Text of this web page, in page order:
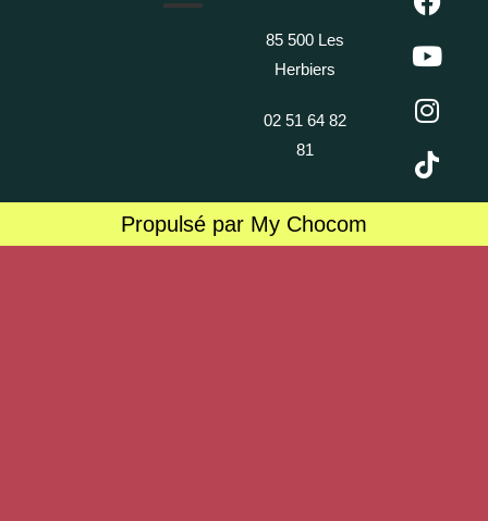
85 500 Les
Herbiers
02 51 64 82
81
Propulsé par My Chocom